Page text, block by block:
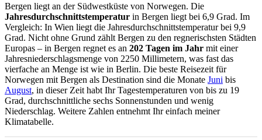
Bergen liegt an der Südwestküste von Norwegen. Die
Jahresdurchschnittstemperatur in Bergen liegt bei 6,9 Grad. Im
Vergleich: In Wien liegt die Jahresdurchschnittstemperatur bei 9,9
Grad. Nicht ohne Grund zählt Bergen zu den regnerischsten Städten
Europas – in Bergen regnet es an 202 Tagen im Jahr mit einer
Jahresniederschlagsmenge von 2250 Millimetern, was fast das
vierfache an Menge ist wie in Berlin. Die beste Reisezeit für
Norwegen mit Bergen als Destination sind die Monate Juni bis
August, in dieser Zeit habt Ihr Tagestemperaturen von bis zu 19
Grad, durchschnittliche sechs Sonnenstunden und wenig
Niederschlag. Weitere Zahlen entnehmt Ihr einfach meiner
Klimatabelle.